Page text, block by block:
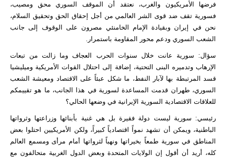
فرضها الأمريكيون والغرب، نعتقد أن الموقف السوري محق ومصيب،
فسورية تقف ضد قوى الشر العالمي من أجل إحقاق الحق وتحقيق السلام،
نحن في إيران وبقيادة الإمام الخامنئي مصرون على الوقوف إلى جانب
الشعب السوري ودعم محور المقاومة باستمرار.
سؤال: سورية عانت خلال سنوات الحرب العجاف وما زالت من تبعات
الإرهاب وتدميره البنى التحتية، إضافة إلى احتلال القوات الأمريكية وميليشيا
قسد المرتبطة بها لآبار النفط، ما شكل عبئاً على الاقتصاد ومعيشة الشعب
السوري، طهران قدمت المساعدة لسورية في هذا الجانب، ما هو تقييمكم
للعلاقات الاقتصادية السورية الإيرانية في وضعها الحالي؟
رئيسي: سورية ليست دولة فقيرة بل هي غنية بأبنائها وزراعتها وثرواتها
الباطنية، ويمكن أن تشهد نمواً اقتصادياً كبيراً، ولكن الأمريكيين احتلوا بعض
المناطق في سورية طمعاً بخيراتها ونهباً لثرواتها أمام مرأى ومسمع العالم
كله، أريد أن أقول إن الولايات المتحدة وبعض الدول الغربية متحالفون مع